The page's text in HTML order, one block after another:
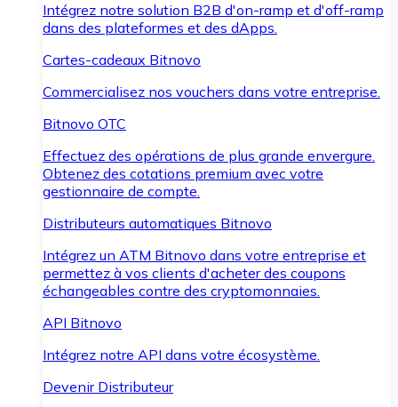
Intégrez notre solution B2B d'on-ramp et d'off-ramp
dans des plateformes et des dApps.
Cartes-cadeaux Bitnovo
Commercialisez nos vouchers dans votre entreprise.
Bitnovo OTC
Effectuez des opérations de plus grande envergure.
Obtenez des cotations premium avec votre
gestionnaire de compte.
Distributeurs automatiques Bitnovo
Intégrez un ATM Bitnovo dans votre entreprise et
permettez à vos clients d'acheter des coupons
échangeables contre des cryptomonnaies.
API Bitnovo
Intégrez notre API dans votre écosystème.
Devenir Distributeur